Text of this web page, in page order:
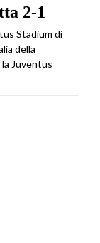
2-1
Stadium di
della
Juventus